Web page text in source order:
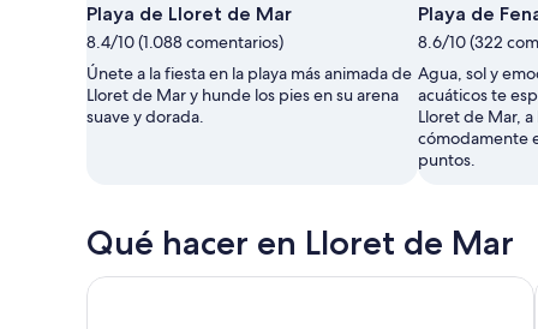
Playa de Lloret de Mar
8.4/10 (1.088 comentarios)
Únete a la fiesta en la playa más animada de
Lloret de Mar y hunde los pies en su arena
suave y dorada.
Playa de
8.6/10 (322
Agua, sol y
acuáticos te
Lloret de Mar,
cómodamente
puntos.
Qué hacer en Lloret de Mar
Desde Lloret de Mar: ferry de ida y vuelta a Tossa de